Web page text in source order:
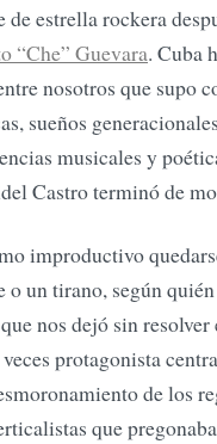
de estrella rockera
“Che” Guevara. Cuba
nosotros que supo
sueños
musicales y
Castro terminó de
improductivo
o un tirano, según
nos dejó sin
protagonista
de los
que